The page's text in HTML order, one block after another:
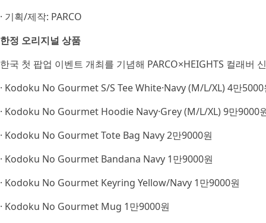
· 기획/제작: PARCO
한정 오리지널 상품
한국 첫 팝업 이벤트 개최를 기념해 PARCO×HEIGHTS 컬래버
· Kodoku No Gourmet S/S Tee White·Navy (M/L/XL) 4만5000
· Kodoku No Gourmet Hoodie Navy·Grey (M/L/XL) 9만9000
· Kodoku No Gourmet Tote Bag Navy 2만9000원
· Kodoku No Gourmet Bandana Navy 1만9000원
· Kodoku No Gourmet Keyring Yellow/Navy 1만9000원
· Kodoku No Gourmet Mug 1만9000원